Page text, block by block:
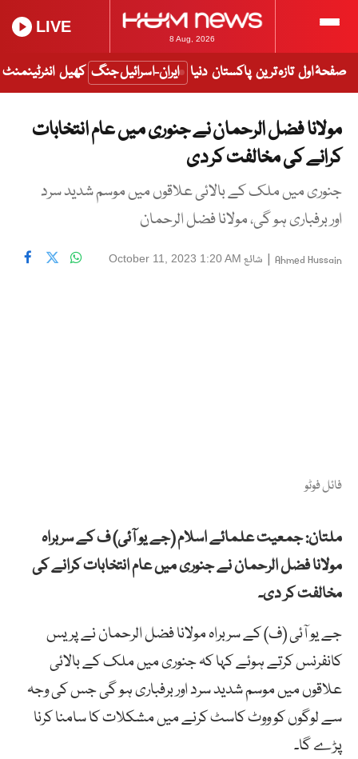
8 Aug, 2026
LIVE
صفحۂ اول تازہ ترین پاکستان دنیا ایران-اسرائیل جنگ کھیل انٹرٹینمنٹ
مولانا فضل الرحمان نے جنوری میں عام انتخابات
کرانے کی مخالفت کر دی
جنوری میں ملک کے بالائی علاقوں میں موسم شدید سرد
اور برفباری ہو گی، مولانا فضل الرحمان
Ahmed Hussain
| شائع October 11, 2023 1:20 AM
فائل فوٹو
ملتان: جمعیت علمائے اسلام (جے یو آئی) ف کے سربراہ
مولانا فضل الرحمان نے جنوری میں عام انتخابات کرانے کی
مخالفت کر دی۔
جے یو آئی (ف) کے سربراہ مولانا فضل الرحمان نے پریس
کانفرنس کرتے ہوئے کہا کہ جنوری میں ملک کے بالائی
علاقوں میں موسم شدید سرد اور برفباری ہو گی جس کی وجہ
سے لوگوں کو ووٹ کاسٹ کرنے میں مشکلات کا سامنا کرنا
پڑے گا۔